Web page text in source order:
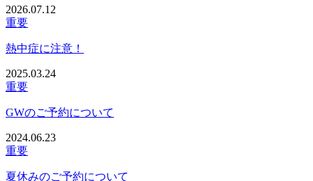
2026.07.12
重要
熱中症に注意！
2025.03.24
重要
GWのご予約について
2024.06.23
重要
夏休みのご予約について